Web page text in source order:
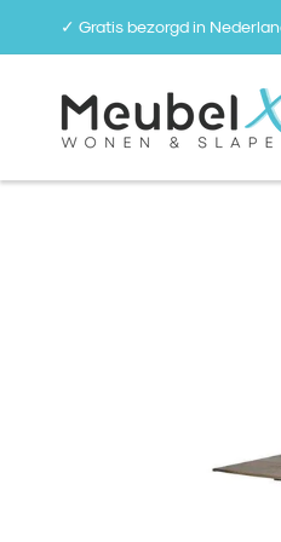
✓ Gratis bezorgd in